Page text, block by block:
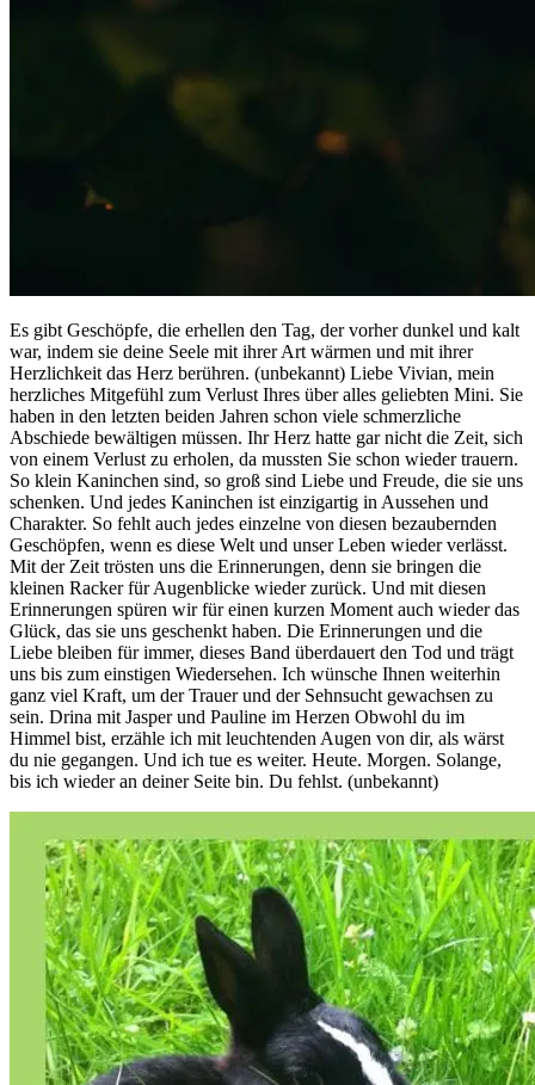
Es gibt Geschöpfe, die erhellen den Tag, der vorher dunkel und kalt
war, indem sie deine Seele mit ihrer Art wärmen und mit ihrer
Herzlichkeit das Herz berühren. (unbekannt) Liebe Vivian, mein
herzliches Mitgefühl zum Verlust Ihres über alles geliebten Mini. Sie
haben in den letzten beiden Jahren schon viele schmerzliche
Abschiede bewältigen müssen. Ihr Herz hatte gar nicht die Zeit, sich
von einem Verlust zu erholen, da mussten Sie schon wieder trauern.
So klein Kaninchen sind, so groß sind Liebe und Freude, die sie uns
schenken. Und jedes Kaninchen ist einzigartig in Aussehen und
Charakter. So fehlt auch jedes einzelne von diesen bezaubernden
Geschöpfen, wenn es diese Welt und unser Leben wieder verlässt.
Mit der Zeit trösten uns die Erinnerungen, denn sie bringen die
kleinen Racker für Augenblicke wieder zurück. Und mit diesen
Erinnerungen spüren wir für einen kurzen Moment auch wieder das
Glück, das sie uns geschenkt haben. Die Erinnerungen und die
Liebe bleiben für immer, dieses Band überdauert den Tod und trägt
uns bis zum einstigen Wiedersehen. Ich wünsche Ihnen weiterhin
ganz viel Kraft, um der Trauer und der Sehnsucht gewachsen zu
sein. Drina mit Jasper und Pauline im Herzen Obwohl du im
Himmel bist, erzähle ich mit leuchtenden Augen von dir, als wärst
du nie gegangen. Und ich tue es weiter. Heute. Morgen. Solange,
bis ich wieder an deiner Seite bin. Du fehlst. (unbekannt)